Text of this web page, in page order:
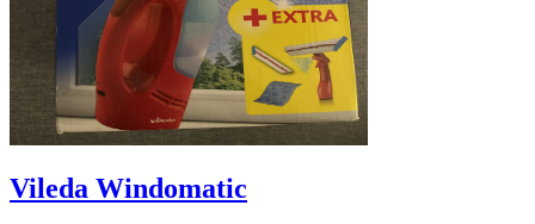
Vileda Windomatic